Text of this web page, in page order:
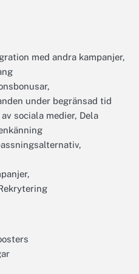
med andra kampanjer,
under begränsad tid
sociala medier, Dela